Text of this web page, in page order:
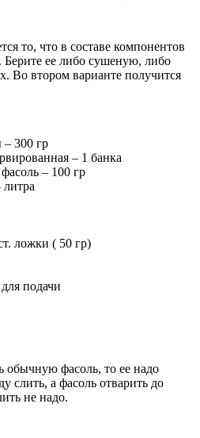
то, что в составе компонентов
Берите ее либо сушеную, либо
Во втором варианте получится
– 300 гр
– 1 банка
– 100 гр
ложки ( 50 гр)
подачи
обычную фасоль, то ее надо
слить, а фасоль отварить до
не надо.